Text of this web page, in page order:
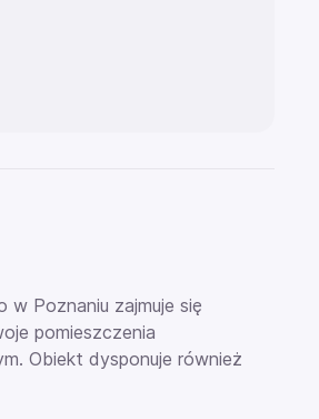
Poznaniu zajmuje się
pomieszczenia
Obiekt dysponuje również